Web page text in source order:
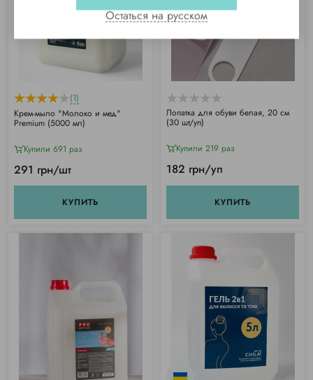
(1)
Крем-мыло "Молоко и мед"
Premium (5000 мл)
Купили 691 раз
291 грн/шт
КУПИТЬ
Лопатка для обуви белая, 20 см
(30 шт/уп)
Купили 219 раз
182 грн/уп
КУПИТЬ
Остаться на русском